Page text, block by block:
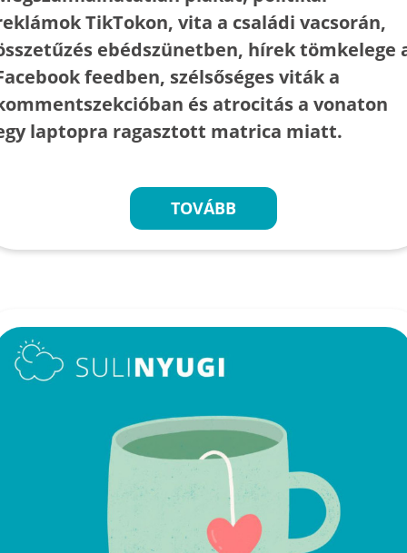
TikTokon, vita a családi vacsorán,
ebédszünetben, hírek tömkelege
feedben, szélsőséges viták a
és atrocitás a vonaton
laptopra ragasztott matrica miatt.
TOVÁBB